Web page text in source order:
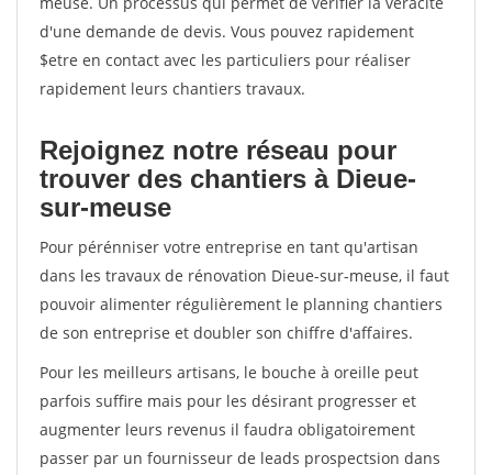
d'une demande de devis. Vous pouvez rapidement
$etre en contact avec les particuliers pour réaliser
rapidement leurs chantiers travaux.
Rejoignez notre réseau pour
trouver des chantiers à Dieue-
sur-meuse
Pour pérénniser votre entreprise en tant qu'artisan
dans les travaux de rénovation Dieue-sur-meuse, il faut
pouvoir alimenter régulièrement le planning chantiers
de son entreprise et doubler son chiffre d'affaires.
Pour les meilleurs artisans, le bouche à oreille peut
parfois suffire mais pour les désirant progresser et
augmenter leurs revenus il faudra obligatoirement
passer par un fournisseur de leads prospectsion dans